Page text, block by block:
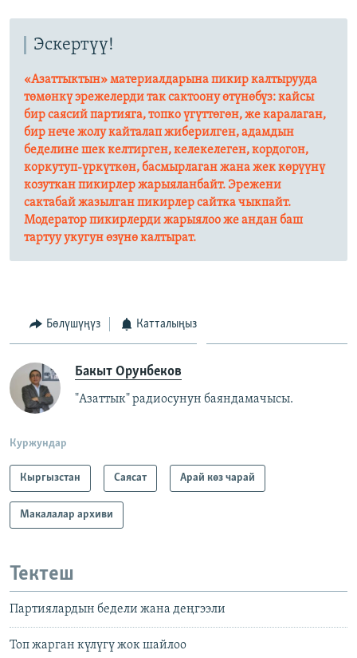
Эскертүү!
«Азаттыктын» материалдарына пикир калтырууда
төмөнкү эрежелерди так сактоону өтүнөбүз: кайсы
бир саясий партияга, топко үгүттөгөн, же каралаган,
бир нече жолу кайталап жиберилген, адамдын
беделине шек келтирген, келекелеген, кордогон,
коркутуп-үркүткөн, басмырлаган жана жек көрүүнү
козуткан пикирлер жарыяланбайт. Эрежени
сактабай жазылган пикирлер сайтка чыкпайт.
Модератор пикирлерди жарыялоо же андан баш
тартуу укугун өзүнө калтырат.​
Бөлүшүңүз Катталыңыз
Бакыт Орунбеков
"Азаттык" радиосунун баяндамачысы.
Куржундар
Кыргызстан Саясат Арай көз чарай
Макалалар архиви
Тектеш
Партиялардын бедели жана деңгээли
Топ жарган күлүгү жок шайлоо